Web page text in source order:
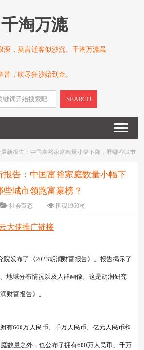
千淘万漉
深，莫言迁客似沙沉。千淘万漉虽
苦，吹尽狂沙始到金。
SEARCH
最新报告：中国富裕家庭数量小幅下降，看哪些城市
报告：中国富裕家庭数量小幅下
些城市领跑富豪榜？
社会百态 围观1960次
中 小
大使推广链接
院发布了《2023胡润财富报告》。报告揭示了
地域分布情况以及人群画像。这是胡润研究
财富报告》。
有600万人民币、千万人民币、亿元人民币和
数量之外，也公布了拥有600万人民币、千万